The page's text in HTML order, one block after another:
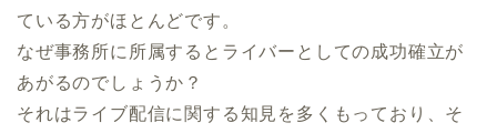
ている方がほとんどです。
なぜ事務所に所属するとライバーとしての成功確立が
あがるのでしょうか？
それはライブ配信に関する知見を多くもっており、そ